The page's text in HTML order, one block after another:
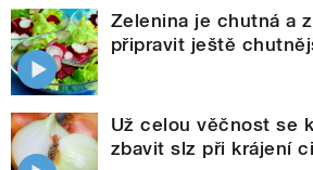
Zelenina je chutná a
připravit ještě
Už celou věčnost se
zbavit slz při krájení